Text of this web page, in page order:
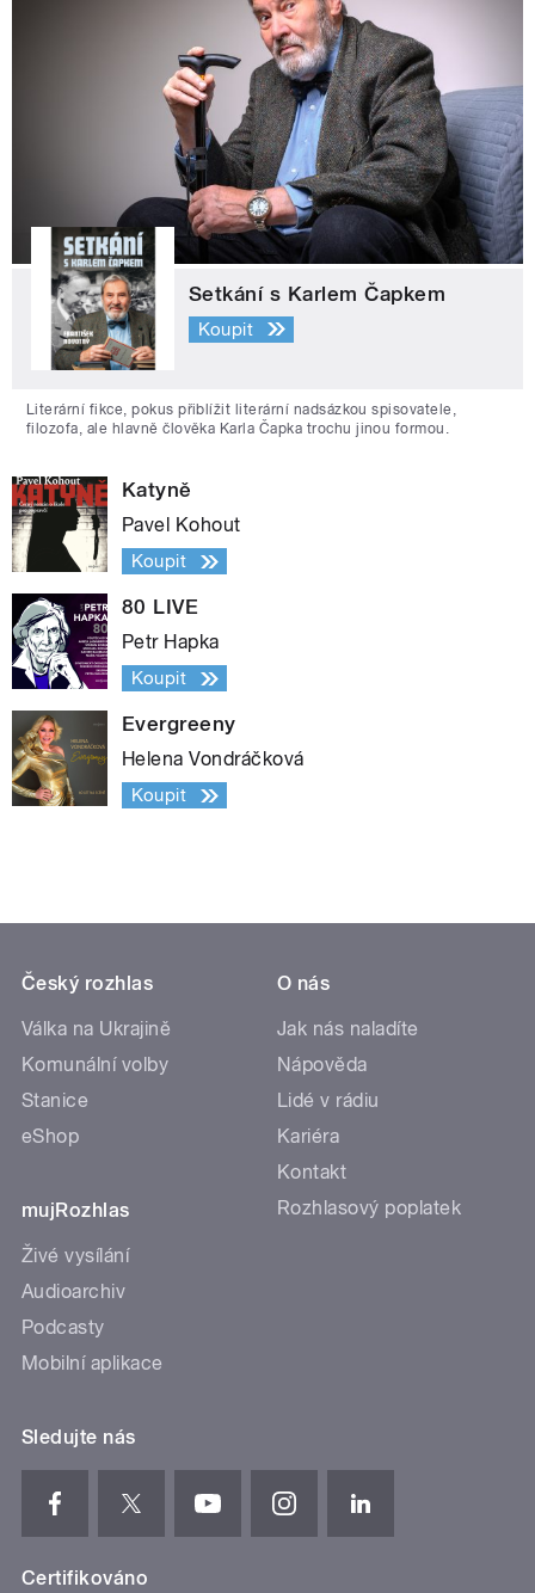
Setkání s Karlem Čapkem
Koupit
Literární fikce, pokus přiblížit literární nadsázkou spisovatele,
filozofa, ale hlavně člověka Karla Čapka trochu jinou formou.
Katyně
Pavel Kohout
Koupit
80 LIVE
Petr Hapka
Koupit
Evergreeny
Helena Vondráčková
Koupit
Český rozhlas
Válka na Ukrajině
Komunální volby
Stanice
eShop
mujRozhlas
Živé vysílání
Audioarchiv
Podcasty
Mobilní aplikace
O nás
Jak nás naladíte
Nápověda
Lidé v rádiu
Kariéra
Kontakt
Rozhlasový poplatek
Sledujte nás
Certifikováno